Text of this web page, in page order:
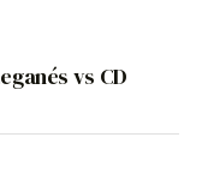
vs CD